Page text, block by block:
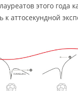
этого года
к аттосекундной